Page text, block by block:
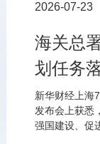
2026-07-23
海关总
划任务
加壮大
新华财经上海
发布会上获悉
强国建设、促